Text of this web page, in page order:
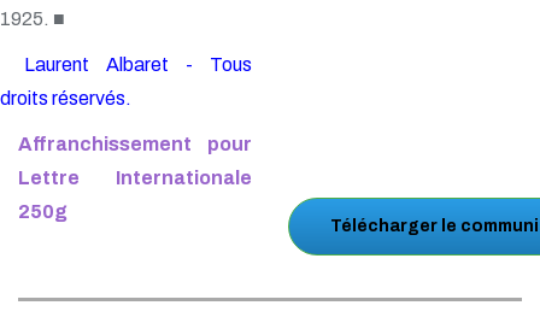
1925. ■
Laurent Albaret - Tous
droits réservés.
Affranchissement pour
Lettre Internationale
250g
Télécharger le